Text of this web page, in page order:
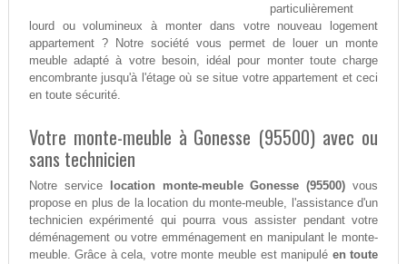
particulièrement
lourd ou volumineux à monter dans votre nouveau logement
appartement ? Notre société vous permet de louer un monte
meuble adapté à votre besoin, idéal pour monter toute charge
encombrante jusqu'à l'étage où se situe votre appartement et ceci
en toute sécurité.
Votre monte-meuble à Gonesse (95500) avec ou
sans technicien
Notre service location monte-meuble Gonesse (95500) vous
propose en plus de la location du monte-meuble, l'assistance d'un
technicien expérimenté qui pourra vous assister pendant votre
déménagement ou votre emménagement en manipulant le monte-
meuble. Grâce à cela, votre monte meuble est manipulé en toute